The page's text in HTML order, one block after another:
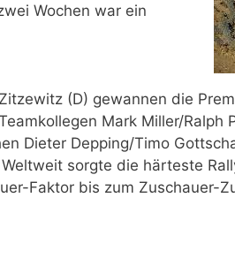
Wochen war ein
(D) gewannen die
Mark Miller/Ralph
Dieter Depping/Timo
sorgte die härteste
Faktor bis zum Zuschauer-